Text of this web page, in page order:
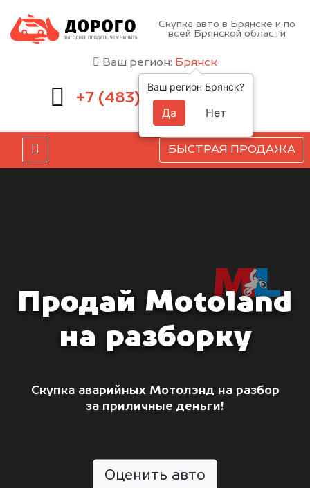
Скупка авто в Брянске и по
всей Брянской области
Ваш регион: Брянск
+7 (483) 232-00-41
БЫСТРАЯ ПРОДАЖА
Продай Motoland
на разборку
Скупка аварийных Мотолэнд на разбор
за приличные деньги!
Оценить авто
Ваш регион Брянск?
Да Нет